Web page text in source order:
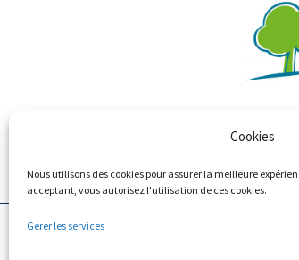
Cookies
Nous utilisons des cookies pour assurer la meilleure
acceptant, vous autorisez l'utilisation de ces cookies.
Gérer les services